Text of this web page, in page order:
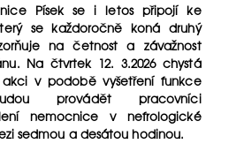
Písek se i letos připojí ke
se každoročně koná druhý
na četnost a závažnost
Na čtvrtek 12. 3.2026 chystá
v podobě vyšetření funkce
provádět pracovníci
nemocnice v nefrologické
sedmou a desátou hodinou.